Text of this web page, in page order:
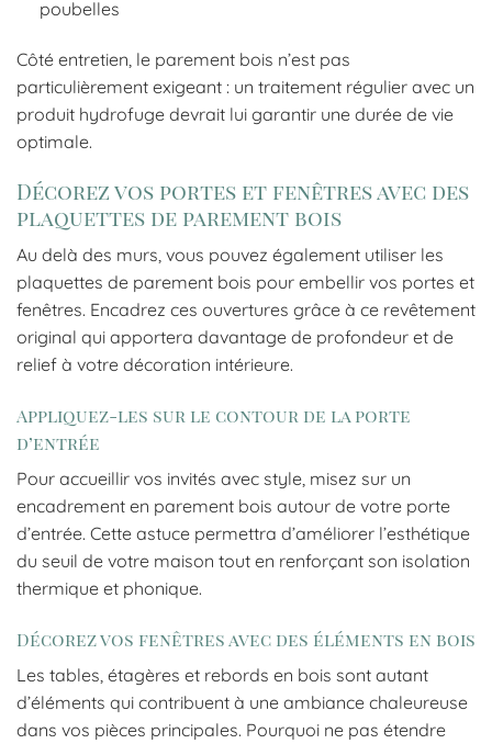
poubelles
Côté entretien, le parement bois n’est pas
particulièrement exigeant : un traitement régulier avec un
produit hydrofuge devrait lui garantir une durée de vie
optimale.
Décorez vos portes et fenêtres avec des
plaquettes de parement bois
Au delà des murs, vous pouvez également utiliser les
plaquettes de parement bois pour embellir vos portes et
fenêtres. Encadrez ces ouvertures grâce à ce revêtement
original qui apportera davantage de profondeur et de
relief à votre décoration intérieure.
Appliquez-les sur le contour de la porte
d’entrée
Pour accueillir vos invités avec style, misez sur un
encadrement en parement bois autour de votre porte
d’entrée. Cette astuce permettra d’améliorer l’esthétique
du seuil de votre maison tout en renforçant son isolation
thermique et phonique.
Décorez vos fenêtres avec des éléments en bois
Les tables, étagères et rebords en bois sont autant
d’éléments qui contribuent à une ambiance chaleureuse
dans vos pièces principales. Pourquoi ne pas étendre